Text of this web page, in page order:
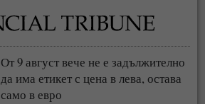
От 9 август вече не е задължително
да има етикет с цена в лева, остава
само в евро